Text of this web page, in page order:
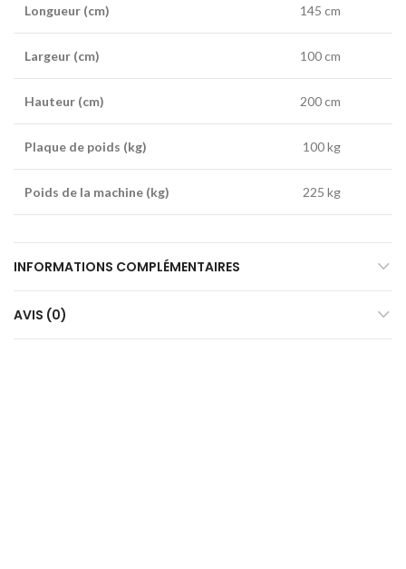
Longueur (cm) 145 cm
Largeur (cm) 100 cm
Hauteur (cm) 200 cm
Plaque de poids (kg) 100 kg
Poids de la machine (kg) 225 kg
INFORMATIONS COMPLÉMENTAIRES
AVIS (0)